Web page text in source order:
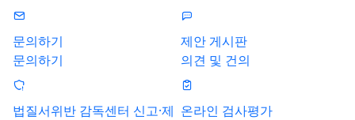
문의하기
문의하기
제안 게시판
의견 및 건의
법질서위반 감독센터 신고·제 온라인 검사평가